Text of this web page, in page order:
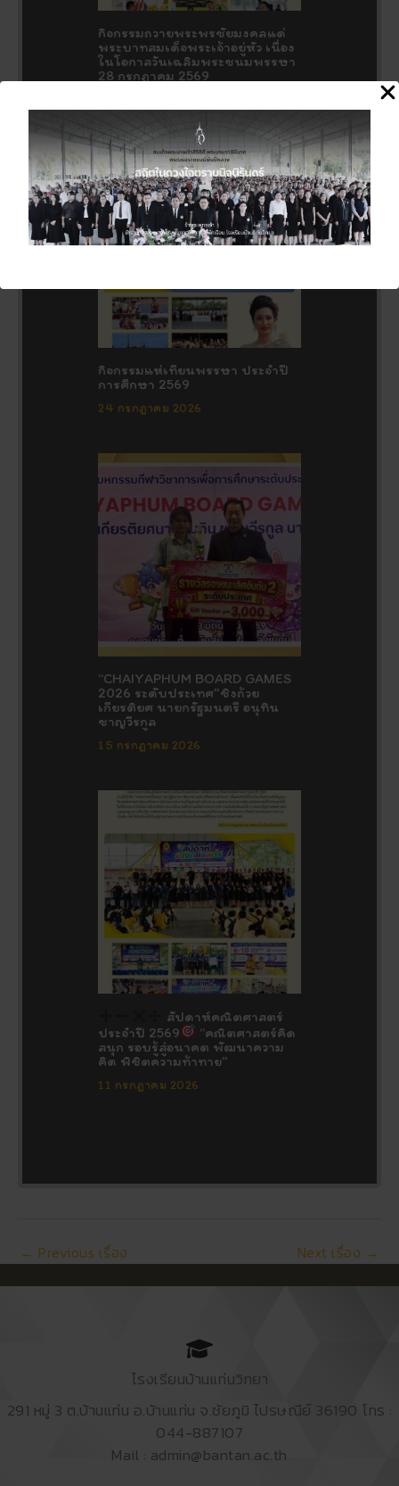
กิจกรรมถวายพระพรชัยมงคลแด่
พระบาทสมเด็จพระเจ้าอยู่หัว เนื่อง
ในโอกาสวันเฉลิมพระชนมพรรษา
28 กรกฎาคม 2569
กิจกรรมแห่เทียนพรรษา ประจำปี
การศึกษา 2569
24 กรกฎาคม 2026
“CHAIYAPHUM BOARD GAMES
2026 ระดับประเทศ”ชิงถ้วย
เกียรติยศ นายกรัฐมนตรี อนุทิน
ชาญวีรกูล
15 กรกฎาคม 2026
สัปดาห์คณิตศาสตร์
ประจำปี 2569
“คณิตศาสตร์คิด
สนุก รอบรู้สู่อนาคต พัฒนาความ
คิด พิชิตความท้าทาย”
11 กรกฎาคม 2026
← Previous เรื่อง Next เรื่อง →
โรงเรียนบ้านแท่นวิทยา
291 หมู่ 3 ต.บ้านแท่น อ.บ้านแท่น จ.ชัยภูมิ ไปรษณีย์ 36190 โทร :
044-887107
Mail : admin@bantan.ac.th